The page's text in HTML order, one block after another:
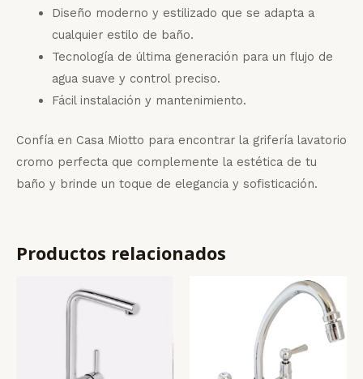
Diseño moderno y estilizado que se adapta a
cualquier estilo de baño.
Tecnología de última generación para un flujo de
agua suave y control preciso.
Fácil instalación y mantenimiento.
Confía en Casa Miotto para encontrar la grifería lavatorio
cromo perfecta que complemente la estética de tu
baño y brinde un toque de elegancia y sofisticación.
Productos relacionados